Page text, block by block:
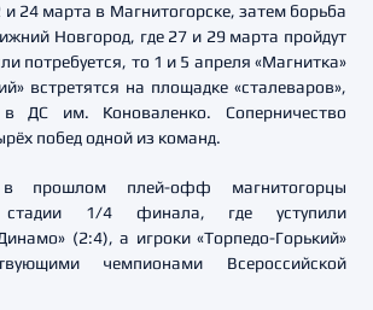
и 24 марта в Магнитогорске, затем борьба
Новгород, где 27 и 29 марта пройдут
потребуется, то 1 и 5 апреля «Магнитка»
встретятся на площадке «сталеваров»,
им. Коноваленко. Соперничество
побед одной из команд.
прошлом плей-офф магнитогорцы
1/4 финала, где уступили
(2:4), а игроки «Торпедо-Горький»
чемпионами Всероссийской